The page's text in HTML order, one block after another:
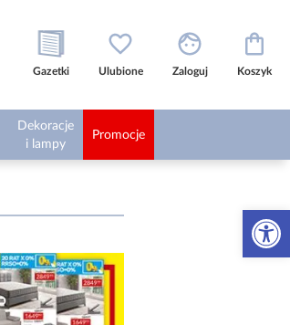
Otwórz
Gazetki Ulubione Zaloguj Koszyk
Dekoracje
i lampy
Promocje